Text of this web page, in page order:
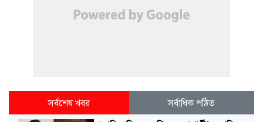
সর্বশেষ খবর
সর্বাধিক পঠিত